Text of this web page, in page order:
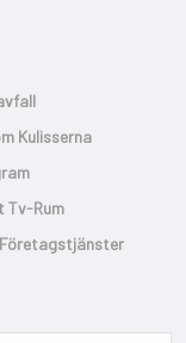
Kulisserna
Tv-Rum
Företagstjänster